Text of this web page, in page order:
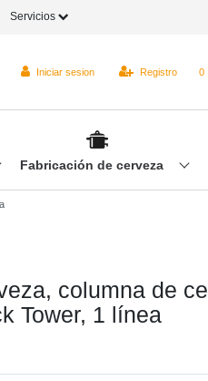
Servicios
Iniciar sesion Registro 0
Fabricación de cerveza
сolumna de
Tower, 1 línea